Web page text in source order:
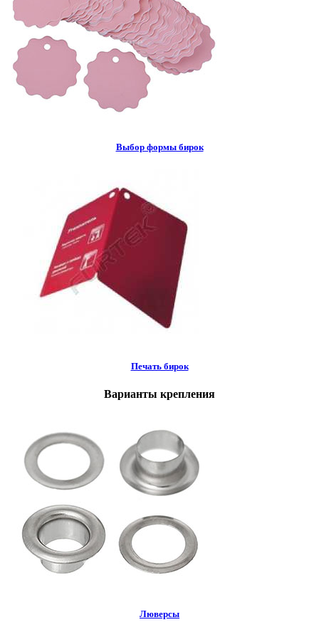
Выбор формы бирок
Печать бирок
Варианты крепления
Люверсы